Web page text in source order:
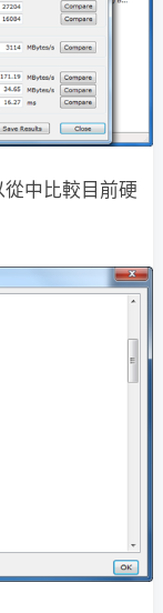
中比較目前硬